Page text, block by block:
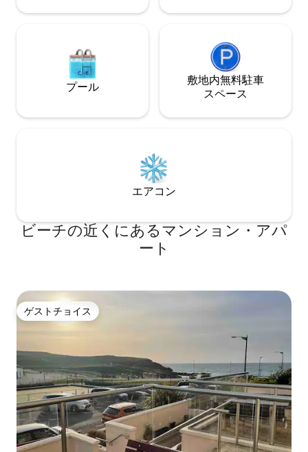
プール
敷地内無料駐⁠車
ス⁠ペ⁠ー⁠ス
エアコン
ビーチの近くにあるマンション・アパ
ート
ゲストチョイス
ゲストチョイス